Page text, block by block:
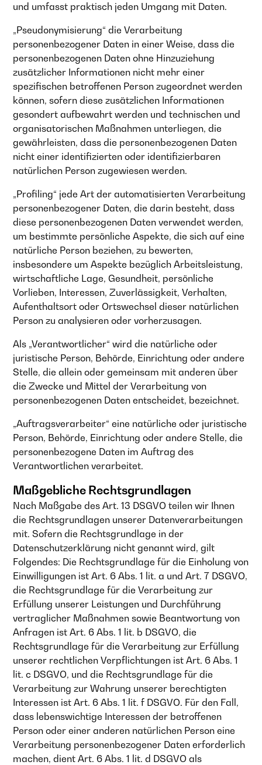
und umfasst praktisch jeden Umgang mit Daten.
„Pseudonymisierung“ die Verarbeitung
personenbezogener Daten in einer Weise, dass die
personenbezogenen Daten ohne Hinzuziehung
zusätzlicher Informationen nicht mehr einer
spezifischen betroffenen Person zugeordnet werden
können, sofern diese zusätzlichen Informationen
gesondert aufbewahrt werden und technischen und
organisatorischen Maßnahmen unterliegen, die
gewährleisten, dass die personenbezogenen Daten
nicht einer identifizierten oder identifizierbaren
natürlichen Person zugewiesen werden.
„Profiling“ jede Art der automatisierten Verarbeitung
personenbezogener Daten, die darin besteht, dass
diese personenbezogenen Daten verwendet werden,
um bestimmte persönliche Aspekte, die sich auf eine
natürliche Person beziehen, zu bewerten,
insbesondere um Aspekte bezüglich Arbeitsleistung,
wirtschaftliche Lage, Gesundheit, persönliche
Vorlieben, Interessen, Zuverlässigkeit, Verhalten,
Aufenthaltsort oder Ortswechsel dieser natürlichen
Person zu analysieren oder vorherzusagen.
Als „Verantwortlicher“ wird die natürliche oder
juristische Person, Behörde, Einrichtung oder andere
Stelle, die allein oder gemeinsam mit anderen über
die Zwecke und Mittel der Verarbeitung von
personenbezogenen Daten entscheidet, bezeichnet.
„Auftragsverarbeiter“ eine natürliche oder juristische
Person, Behörde, Einrichtung oder andere Stelle, die
personenbezogene Daten im Auftrag des
Verantwortlichen verarbeitet.
Maßgebliche Rechtsgrundlagen
Nach Maßgabe des Art. 13 DSGVO teilen wir Ihnen
die Rechtsgrundlagen unserer Datenverarbeitungen
mit. Sofern die Rechtsgrundlage in der
Datenschutzerklärung nicht genannt wird, gilt
Folgendes: Die Rechtsgrundlage für die Einholung von
Einwilligungen ist Art. 6 Abs. 1 lit. a und Art. 7 DSGVO,
die Rechtsgrundlage für die Verarbeitung zur
Erfüllung unserer Leistungen und Durchführung
vertraglicher Maßnahmen sowie Beantwortung von
Anfragen ist Art. 6 Abs. 1 lit. b DSGVO, die
Rechtsgrundlage für die Verarbeitung zur Erfüllung
unserer rechtlichen Verpflichtungen ist Art. 6 Abs. 1
lit. c DSGVO, und die Rechtsgrundlage für die
Verarbeitung zur Wahrung unserer berechtigten
Interessen ist Art. 6 Abs. 1 lit. f DSGVO. Für den Fall,
dass lebenswichtige Interessen der betroffenen
Person oder einer anderen natürlichen Person eine
Verarbeitung personenbezogener Daten erforderlich
machen, dient Art. 6 Abs. 1 lit. d DSGVO als